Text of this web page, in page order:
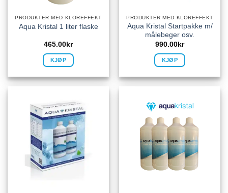
PRODUKTER MED KLOREFFEKT
Aqua Kristal 1 liter flaske
465.00 kr
KJØP
PRODUKTER MED KLOREFFEKT
Aqua Kristal Startpakke m/
målebeger osv.
990.00 kr
KJØP